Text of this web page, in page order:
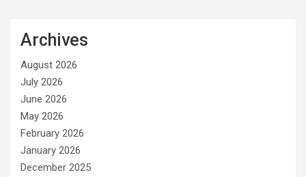
Archives
August 2026
July 2026
June 2026
May 2026
February 2026
January 2026
December 2025